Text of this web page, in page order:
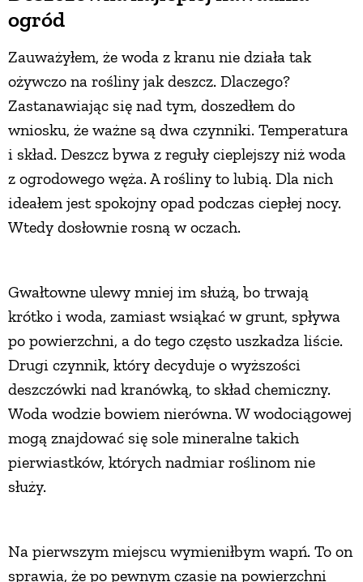
ogród
Zauważyłem, że woda z kranu nie działa tak
ożywczo na rośliny jak deszcz. Dlaczego?
Zastanawiając się nad tym, doszedłem do
wniosku, że ważne są dwa czynniki. Temperatura
i skład. Deszcz bywa z reguły cieplejszy niż woda
z ogrodowego węża. A rośliny to lubią. Dla nich
ideałem jest spokojny opad podczas ciepłej nocy.
Wtedy dosłownie rosną w oczach.
Gwałtowne ulewy mniej im służą, bo trwają
krótko i woda, zamiast wsiąkać w grunt, spływa
po powierzchni, a do tego często uszkadza liście.
Drugi czynnik, który decyduje o wyższości
deszczówki nad kranówką, to skład chemiczny.
Woda wodzie bowiem nierówna. W wodociągowej
mogą znajdować się sole mineralne takich
pierwiastków, których nadmiar roślinom nie
służy.
Na pierwszym miejscu wymieniłbym wapń. To on
sprawia, że po pewnym czasie na powierzchni